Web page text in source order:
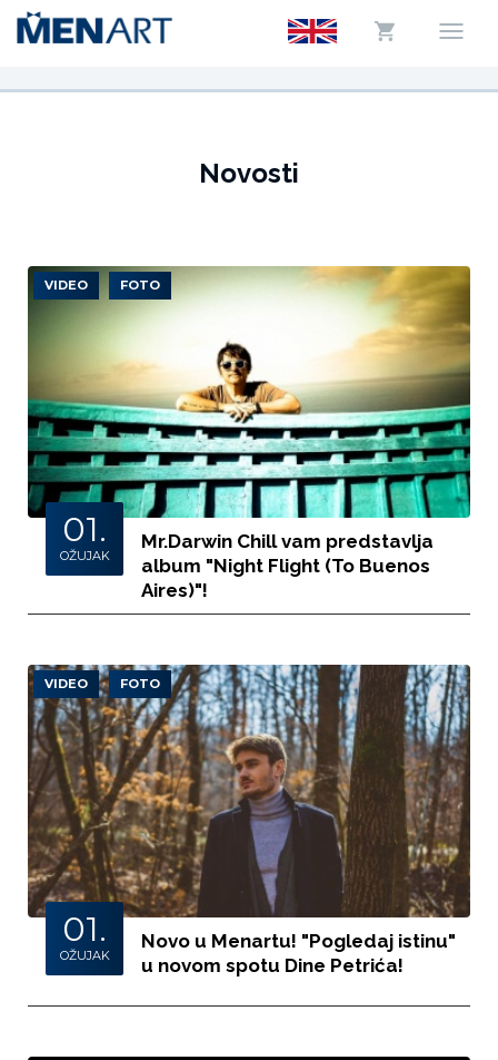
Novosti
VIDEO FOTO
01.
OŽUJAK
Mr.Darwin Chill vam predstavlja
album "Night Flight (To Buenos
Aires)"!
VIDEO FOTO
01.
OŽUJAK
Novo u Menartu! "Pogledaj istinu"
u novom spotu Dine Petrića!